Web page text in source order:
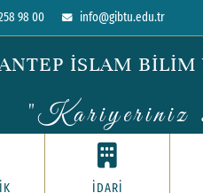
98 00 info@gibtu.edu.tr
İSLAM
"Kariyeriniz
İDARİ